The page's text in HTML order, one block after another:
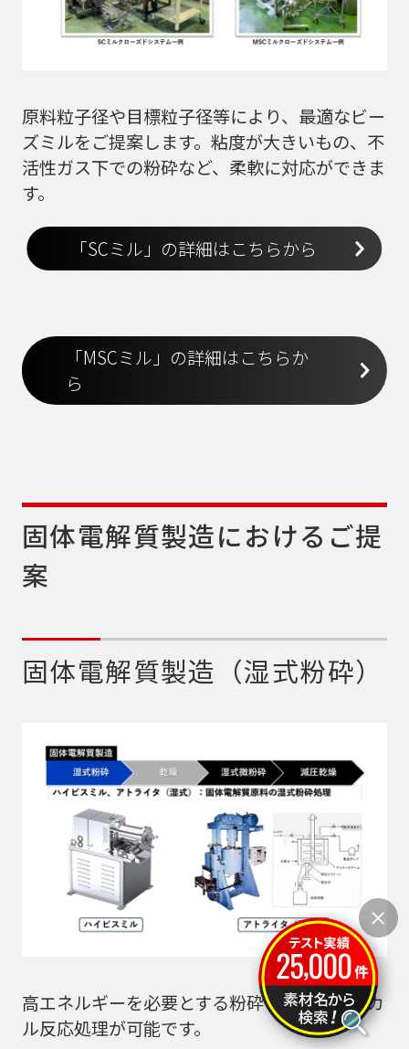
原料粒子径や目標粒子径等により、最適なビー
ズミルをご提案します。粘度が大きいもの、不
活性ガス下での粉砕など、柔軟に対応ができま
す。
「SCミル」の詳細はこちらから
「MSCミル」の詳細はこちらか
ら
固体電解質製造におけるご提
案
固体電解質製造（湿式粉砕）
高エネルギーを必要とする粉砕・メカノケミカ
ル反応処理が可能です。